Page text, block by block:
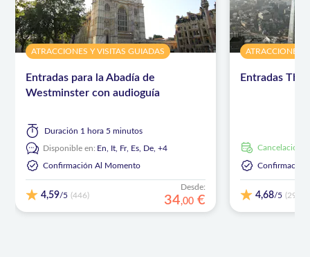
ATRACCIONES Y VISITAS GUIADAS
Entradas para la Abadía de
Westminster con audioguía
Duración 1 hora 5 minutos
Disponible en: En, It, Fr, Es, De,+4
Confirmación Al Momento
4,59/5 (446)
Desde:
34,00 €
ATRACCIONES
Entradas The
cancelación
Confirmación
4,68/5 (290)